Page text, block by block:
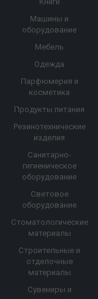
Машины и
оборудование
Мебель
Одежда
Парфюмерия и
косметика
Продукты питания
Резинотехнические
изделия
Санитарно-
гигиеническое
оборудование
Световое
оборудование
Стоматологические
материалы
Строительные и
отделочные
материалы
Сувениры и